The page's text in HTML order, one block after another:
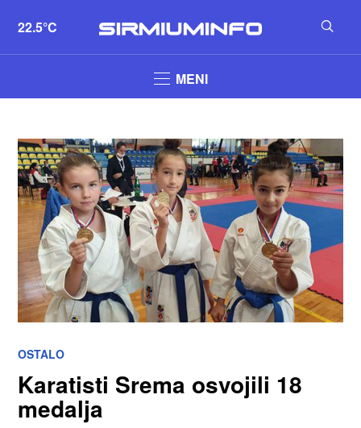
22.5°C
MENI
OSTALO
Karatisti Srema osvojili 18
medalja